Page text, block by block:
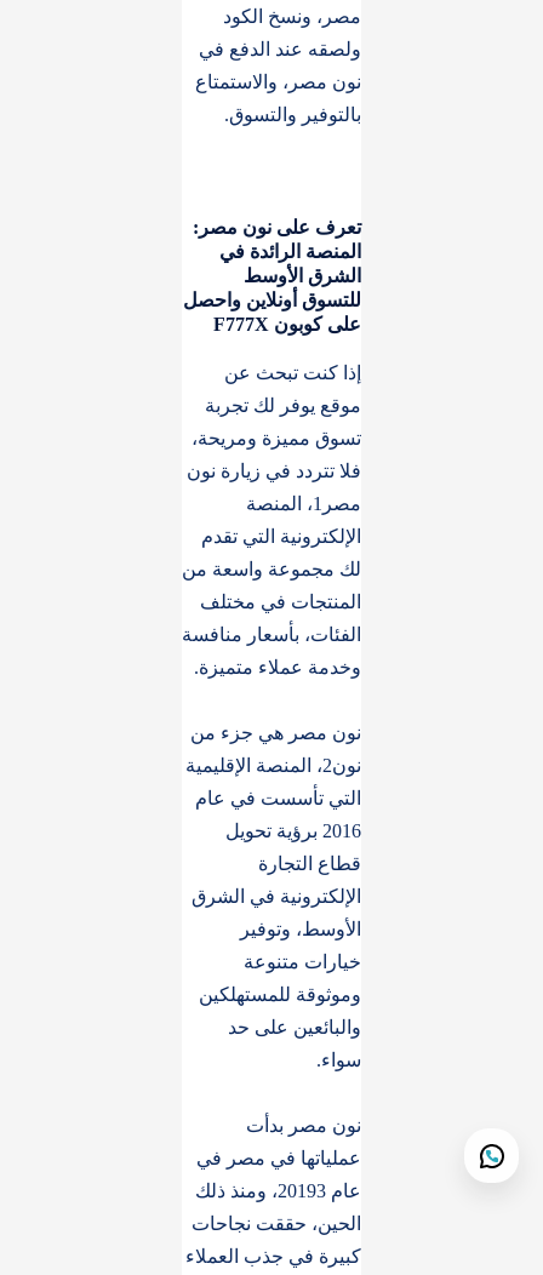
مصر، ونسخ الكود
ولصقه عند الدفع في
نون مصر، والاستمتاع
بالتوفير والتسوق.
تعرف على نون مصر:
المنصة الرائدة في
الشرق الأوسط
للتسوق أونلاين واحصل
على كوبون F777X
إذا كنت تبحث عن
موقع يوفر لك تجربة
تسوق مميزة ومريحة،
فلا تتردد في زيارة نون
مصر1، المنصة
الإلكترونية التي تقدم
لك مجموعة واسعة من
المنتجات في مختلف
الفئات، بأسعار منافسة
وخدمة عملاء متميزة.
نون مصر هي جزء من
نون2، المنصة الإقليمية
التي تأسست في عام
2016 برؤية تحويل
قطاع التجارة
الإلكترونية في الشرق
الأوسط، وتوفير
خيارات متنوعة
وموثوقة للمستهلكين
والبائعين على حد
سواء.
نون مصر بدأت
عملياتها في مصر في
عام 20193، ومنذ ذلك
الحين، حققت نجاحات
كبيرة في جذب العملاء